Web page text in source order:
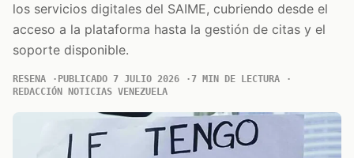
los servicios digitales del SAIME, cubriendo desde el
acceso a la plataforma hasta la gestión de citas y el
soporte disponible.
RESENA PUBLICADO 7 JULIO 2026
7 MIN DE LECTURA
REDACCIÓN NOTICIAS VENEZUELA